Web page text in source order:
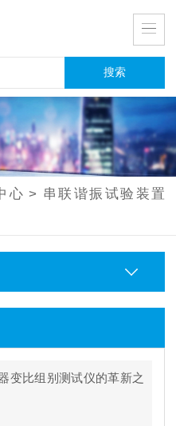
心 > 串联谐振试验装置
变比组别测试仪的革新之